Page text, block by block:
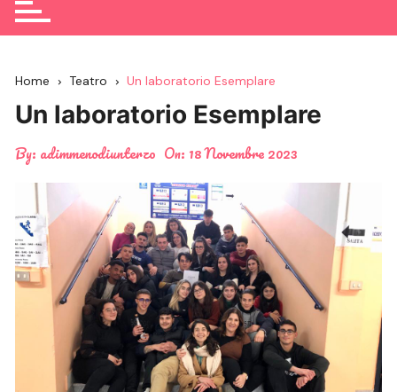
Home Teatro Un laboratorio Esemplare
Un laboratorio Esemplare
By: adimmenodiunterzo On: 18 Novembre 2023